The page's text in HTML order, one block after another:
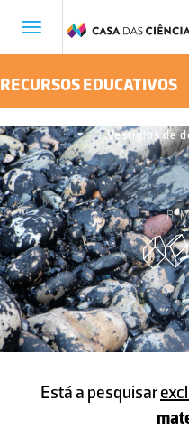
Toggle
RECURSOS EDUCATIVOS
Vestígios de
Está a pesquisar